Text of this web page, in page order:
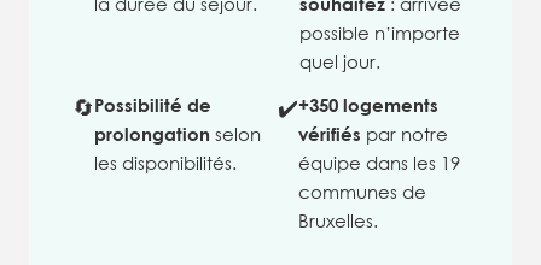
possible n’importe
quel jour.
🔄Possibilité de
prolongation selon
les disponibilités.
✔️+350 logements
vérifiés par notre
équipe dans les 19
communes de
Bruxelles.